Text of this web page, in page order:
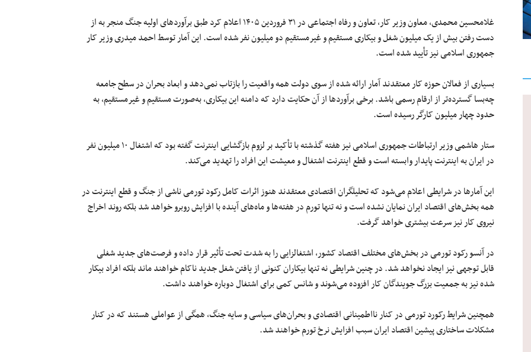
غلامحسین محمدی، معاون وزیر کار، تعاون و رفاه اجتماعی در ۳۱ فروردین ۱۴۰۵ اعلام کرد طبق برآوردهای اولیه جنگ منجر به از
دست رفتن بیش از یک میلیون شغل و بیکاری مستقیم و غیرمستقیم دو میلیون نفر شده است. این آمار توسط احمد میدری وزیر کار
جمهوری اسلامی نیز تأیید شده است.
بسیاری از فعالان حوزه کار معتقدند آمار ارائه شده از سوی دولت همه واقعیت را بازتاب نمی‌دهد و ابعاد بحران در سطح جامعه
چه‌بسا گسترده‌تر از ارقام رسمی باشد. برخی برآوردها از آن حکایت دارد که دامنه این بیکاری، به‌صورت مستقیم و غیرمستقیم، به
حدود چهار میلیون کارگر رسیده است.
ستار هاشمی وزیر ارتباطات جمهوری اسلامی نیز هفته گذشته با تأکید بر لزوم بازگشایی اینترنت گفته بود که اشتغال ۱۰ میلیون نفر
در ایران به اینترنت پایدار وابسته است و قطع اینترنت اشتغال و معیشت این افراد را تهدید می‌کند.
این آمارها در شرایطی اعلام می‌شود که تحلیلگران اقتصادی معتقدند هنوز اثرات کامل رکود تورمی ناشی از جنگ و قطع اینترنت در
همه بخش‌های اقتصاد ایران نمایان نشده است و نه تنها تورم در هفته‌ها و ماه‌های آینده با افزایش روبرو خواهد شد بلکه روند اخراج
نیروی کار نیز سرعت بیشتری خواهد گرفت.
در آنسو رکود تورمی در بخش‌های مختلف اقتصاد کشور، اشتغالزایی را به شدت تحت تأثیر قرار داده و فرصت‌های جدید شغلی
قابل توجهی نیز ایجاد نخواهد شد. در چنین شرایطی نه تنها بیکاران کنونی از یافتن شغل جدید ناکام خواهند ماند بلکه افراد بیکار
شده نیز به جمعیت بزرگ جویندگان کار افزوده می‌شوند و شانس کمی برای اشتغال دوباره خواهند داشت.
همچنین شرایط رکورد تورمی در کنار نااطمینانی اقتصادی و بحران‌های سیاسی و سایه جنگ، همگی از عواملی هستند که در کنار
مشکلات ساختاری پیشین اقتصاد ایران سبب افزایش نرخ تورم خواهند شد.